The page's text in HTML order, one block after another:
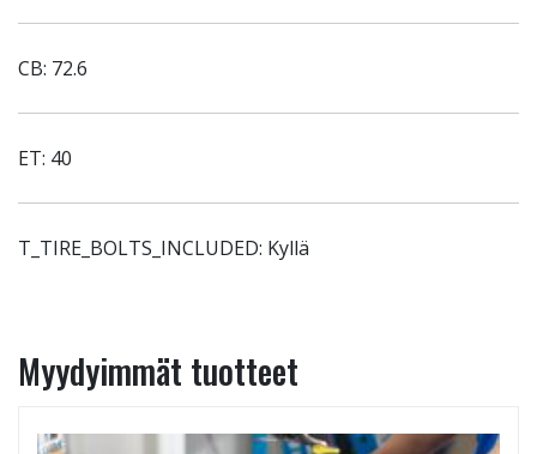
CB: 72.6
ET: 40
T_TIRE_BOLTS_INCLUDED: Kyllä
Myydyimmät tuotteet